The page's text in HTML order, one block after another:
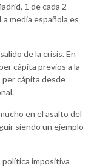
1 de cada 2
media española es
de la crisis. En
cápita previos a la
per cápita desde
en el asalto del
siendo un ejemplo
política impositiva